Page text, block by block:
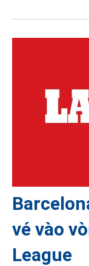
vé vào
League